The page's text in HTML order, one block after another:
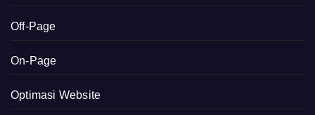
Off-Page
On-Page
Optimasi Website